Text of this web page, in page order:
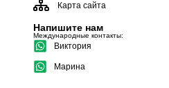
Карта сайта
Напишите нам
Международные контакты:
Виктория
Марина